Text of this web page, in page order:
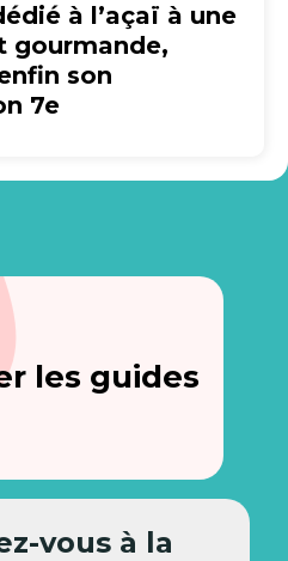
à l’açaï à une
gourmande,
son
7e
les guides
vous à la